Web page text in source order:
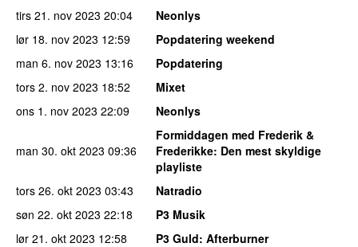
tirs 21. nov 2023 20:04
Neonlys
lør 18. nov 2023 12:59
Popdatering weekend
man 6. nov 2023 13:16
Popdatering
tors 2. nov 2023 18:52
Mixet
ons 1. nov 2023 22:09 Neonlys
man 30. okt 2023 09:36
Formiddagen med Frederik &
Frederikke: Den mest skyldige
playliste
tors 26. okt 2023 03:43
Natradio
søn 22. okt 2023 22:18
P3 Musik
lør 21. okt 2023 12:58 P3 Guld: Afterburner